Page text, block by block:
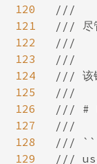
120
121
122
123
124
125
126
127
128
129
///
/// 尽
///
///
/// 该
///
/// #
///
///
///